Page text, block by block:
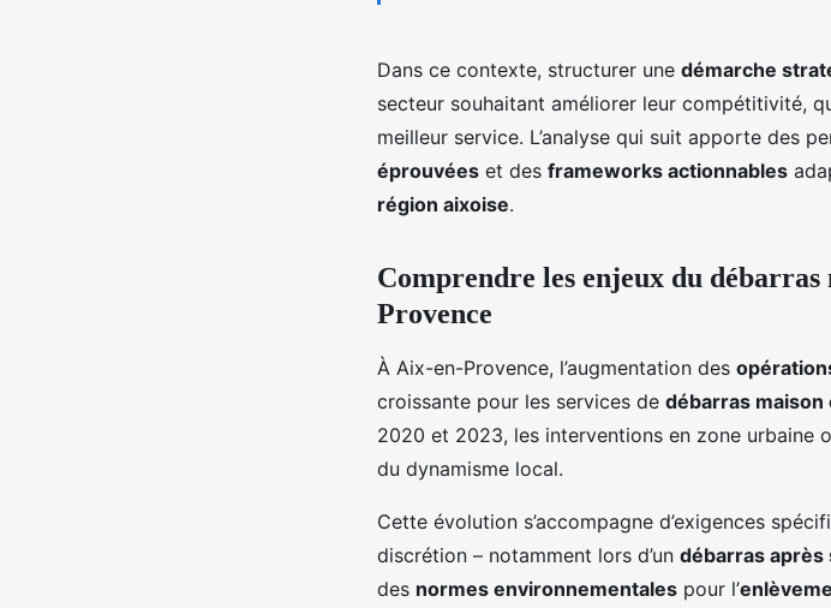
Dans ce contexte, structurer une démarche
secteur souhaitant améliorer leur compétitivité,
meilleur service. L’analyse qui suit apporte des
éprouvées et des frameworks actionnables
région aixoise.
Comprendre les enjeux du
Provence
À Aix-en-Provence, l’augmentation des
croissante pour les services de débarras
2020 et 2023, les interventions en zone urbaine
du dynamisme local.
Cette évolution s’accompagne d’exigences
discrétion – notamment lors d’un débarras après
des normes environnementales pour l’